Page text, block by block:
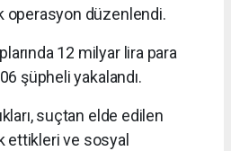
operasyon düzenlendi.
12 milyar lira para
şüpheli yakalandı.
suçtan elde edilen
ettikleri ve sosyal